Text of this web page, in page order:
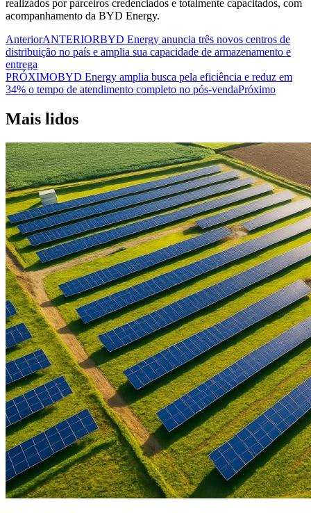
realizados por parceiros credenciados e totalmente capacitados, com
acompanhamento da BYD Energy.
AnteriorANTERIORBYD Energy anuncia três novos centros de
distribuição no país e amplia sua capacidade de armazenamento e
entrega
PRÓXIMOBYD Energy amplia busca pela eficiência e reduz em
34% o tempo de atendimento completo no pós-vendaPróximo
Mais lidos